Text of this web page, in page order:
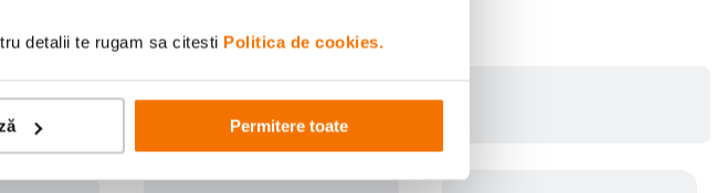
detalii te rugam sa citesti Politica de cookies.
Permitere toate